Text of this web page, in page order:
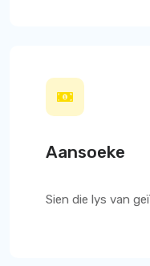
Aansoeke
Sien die lys van